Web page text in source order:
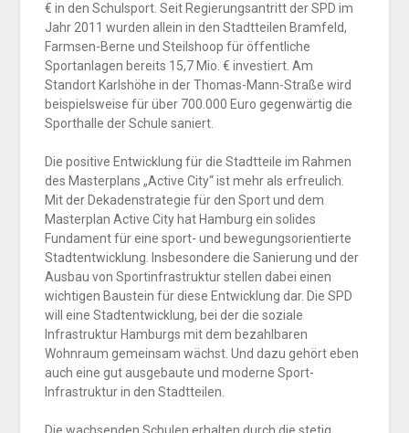
€ in den Schulsport. Seit Regierungsantritt der SPD im
Jahr 2011 wurden allein in den Stadtteilen Bramfeld,
Farmsen-Berne und Steilshoop für öffentliche
Sportanlagen bereits 15,7 Mio. € investiert. Am
Standort Karlshöhe in der Thomas-Mann-Straße wird
beispielsweise für über 700.000 Euro gegenwärtig die
Sporthalle der Schule saniert.
Die positive Entwicklung für die Stadtteile im Rahmen
des Masterplans „Active City“ ist mehr als erfreulich.
Mit der Dekadenstrategie für den Sport und dem
Masterplan Active City hat Hamburg ein solides
Fundament für eine sport- und bewegungsorientierte
Stadtentwicklung. Insbesondere die Sanierung und der
Ausbau von Sportinfrastruktur stellen dabei einen
wichtigen Baustein für diese Entwicklung dar. Die SPD
will eine Stadtentwicklung, bei der die soziale
Infrastruktur Hamburgs mit dem bezahlbaren
Wohnraum gemeinsam wächst. Und dazu gehört eben
auch eine gut ausgebaute und moderne Sport-
Infrastruktur in den Stadtteilen.